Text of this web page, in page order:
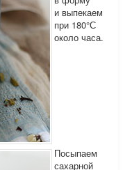
и выпекаем
при 180°С
около часа.
Посыпаем
сахарной